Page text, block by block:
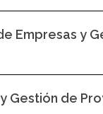
Empresas y
Gestión de